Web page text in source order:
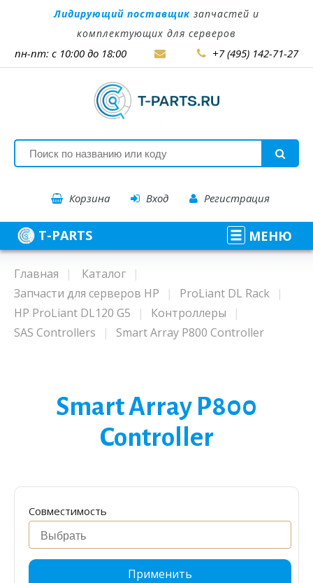
Лидирующий поставщик запчастей и
комплектующих для серверов
пн-пт: с 10:00 до 18:00 +7 (495) 142-71-27
Корзина Вход Регистрация
T-PARTS МЕНЮ
Главная
Каталог
Запчасти для серверов HP
ProLiant DL Rack
HP ProLiant DL120 G5
Контроллеры
SAS Controllers
Smart Array P800 Controller
Smart Array P800
Controller
Совместимость
Применить